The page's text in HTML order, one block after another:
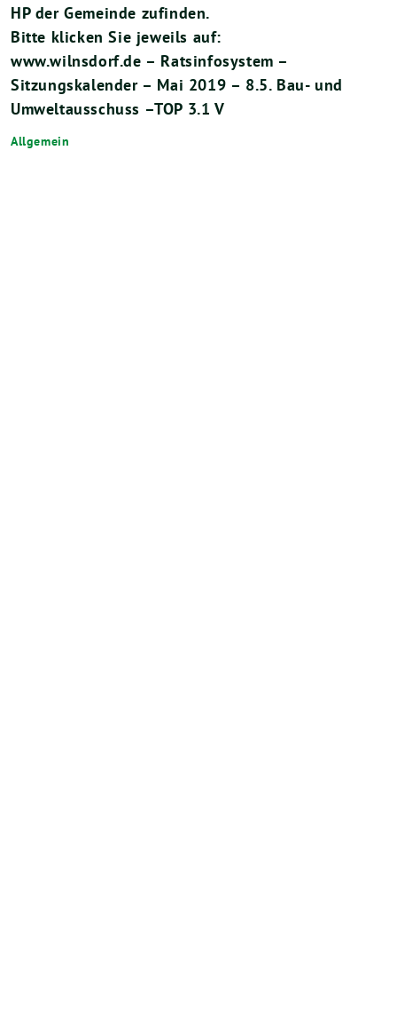
HP der Gemeinde zufinden.
Bitte klicken Sie jeweils auf:
www.wilnsdorf.de – Ratsinfosystem –
Sitzungskalender – Mai 2019 – 8.5. Bau- und
Umweltausschuss –TOP 3.1 V
Allgemein